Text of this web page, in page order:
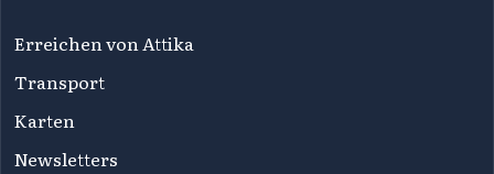
Erreichen von Attika
Transport
Karten
Newsletters